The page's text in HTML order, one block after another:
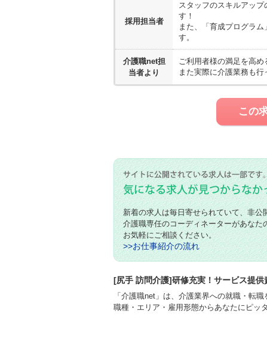
採用担当者
スタッフのスキルアッ
す！
また、「育成プログラ
す。
介護職net担
当者より
ご利用者様の満足を高め
また実際に介護業務も行
この
新着の求人は毎日寄せられていて、非公
介護職専任のコーディネーターがあな
お気軽にご相談ください。
>>お仕事紹介の流れ
[尻手 訪問介護]研修充実！サービス提供
「介護職net」は、介護業界への就職・転
職種・エリア・雇用形態からあなたにピッ